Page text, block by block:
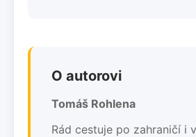
O autorovi
Tomáš Rohlena
Rád cestuje po zahraničí i